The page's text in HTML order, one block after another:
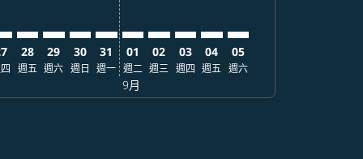
28
週五
29
週六
30
週日
31
週一
01
週二
9月
02
週三
03
週四
04
週五
05
週六